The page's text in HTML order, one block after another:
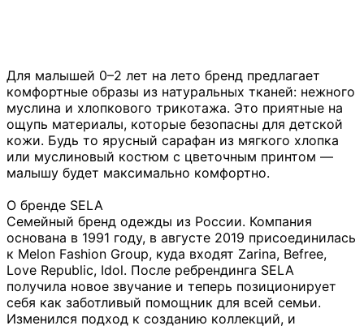
Для малышей 0–2 лет на лето бренд предлагает
комфортные образы из натуральных тканей: нежного
муслина и хлопкового трикотажа. Это приятные на
ощупь материалы, которые безопасны для детской
кожи. Будь то ярусный сарафан из мягкого хлопка
или муслиновый костюм с цветочным принтом —
малышу будет максимально комфортно.
О бренде SELA
Семейный бренд одежды из России. Компания
основана в 1991 году, в августе 2019 присоединилась
к Melon Fashion Group, куда входят Zarina, Befree,
Love Republic, Idol. После ребрендинга SELA
получила новое звучание и теперь позиционирует
себя как заботливый помощник для всей семьи.
Изменился подход к созданию коллекций, и